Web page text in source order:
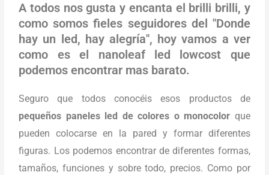
A todos nos gusta y encanta el brilli brilli, y
como somos fieles seguidores del "Donde
hay un led, hay alegría", hoy vamos a ver
como es el nanoleaf led lowcost que
podemos encontrar mas barato.
Seguro que todos conocéis esos productos de
pequeños paneles led de colores o monocolor que
pueden colocarse en la pared y formar diferentes
figuras. Los podemos encontrar de diferentes formas,
tamaños, funciones y sobre todo, precios. Como por